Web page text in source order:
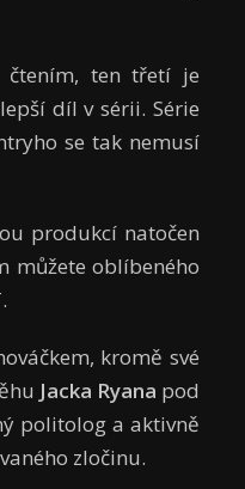
čtením, ten třetí je
díl v sérii. Série
se tak nemusí
produkcí natočen
můžete oblíbeného
kromě své
Jacka Ryana pod
politolog a aktivně
zločinu.